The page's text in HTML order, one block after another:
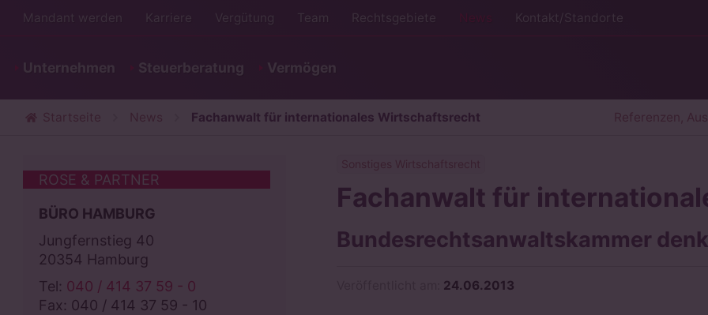
Mandant werden Karriere Vergütung Team Rechtsgebiete News Kontakt/Standorte
Unternehmen Steuerberatung Vermögen
Startseite News Fachanwalt für internationales Wirtschaftsrecht Referenzen,
Fachanwalt für
Bundesrechtsanwaltskammer
24.06.2013
ROSE & PARTNER
BÜRO HAMBURG
Jungfernstieg 40
20354 Hamburg
Tel: 040 / 414 37 59 - 0
Fax: 040 / 414 37 59 - 10